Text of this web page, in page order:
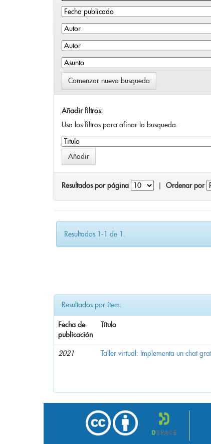
Comenzar nueva busqueda
Añadir filtros:
Usa los filtros para afinar la busqueda.
Resultados por página Ordenar por
Resultados 1-1 de 1.
Resultados por ítem:
Fecha de
publicación
Título
2021 Taller virtual: Implementa un chat